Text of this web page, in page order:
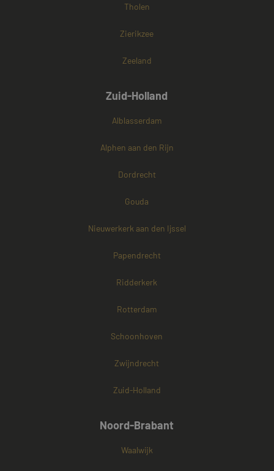
Tholen
Zierikzee
Zeeland
Zuid-Holland
Alblasserdam
Alphen aan den Rijn
Dordrecht
Gouda
Nieuwerkerk aan den Ijssel
Papendrecht
Ridderkerk
Rotterdam
Schoonhoven
Zwijndrecht
Zuid-Holland
Noord-Brabant
Waalwijk